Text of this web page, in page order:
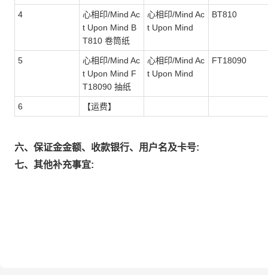
4
心相印/Mind Ac
t Upon Mind B
T810 卷筒纸
心相印/Mind Ac
t Upon Mind
BT810
5
心相印/Mind Ac
t Upon Mind F
T18090 抽纸
心相印/Mind Ac
t Upon Mind
FT18090
6 【运费】
六、保证金金额、收款银行、用户名及卡号:
七、其他补充事宜: